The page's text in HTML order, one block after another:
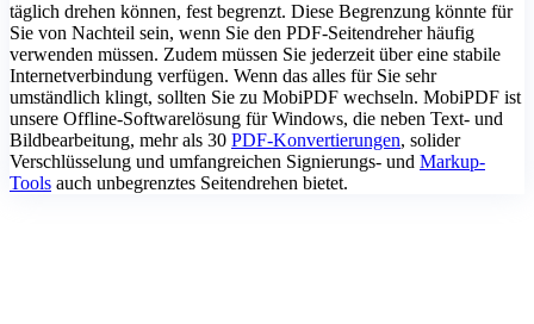
täglich drehen können, fest begrenzt. Diese Begrenzung könnte für
Sie von Nachteil sein, wenn Sie den PDF-Seitendreher häufig
verwenden müssen. Zudem müssen Sie jederzeit über eine stabile
Internetverbindung verfügen. Wenn das alles für Sie sehr
umständlich klingt, sollten Sie zu MobiPDF wechseln. MobiPDF ist
unsere Offline-Softwarelösung für Windows, die neben Text- und
Bildbearbeitung, mehr als 30 PDF-Konvertierungen, solider
Verschlüsselung und umfangreichen Signierungs- und Markup-
Tools auch unbegrenztes Seitendrehen bietet.